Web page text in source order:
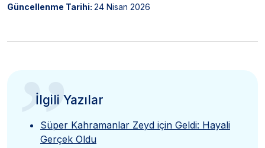
Güncellenme Tarihi: 24 Nisan 2026
”
İlgili Yazılar
Süper Kahramanlar Zeyd için Geldi: Hayali
Gerçek Oldu